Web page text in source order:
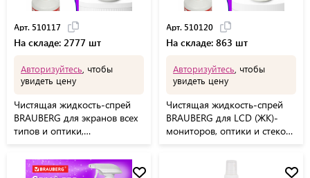
Арт. 510117
На складе: 2777 шт
Авторизуйтесь , чтобы
увидеть цену
Чистящая жидкость-спрей
BRAUBERG для экранов всех
типов и оптики,
510117
Арт. 510120
На складе: 863 шт
Авторизуйтесь , чтобы
увидеть цену
Чистящая жидкость-спрей
BRAUBERG для LCD (ЖК)-
мониторов, оптики и стекол,